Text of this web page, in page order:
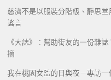
慈濟不是以服裝分階級、靜思
謠言
《大誌》：幫助街友的一份雜
摘
我在桃園女監的日與夜－專訪